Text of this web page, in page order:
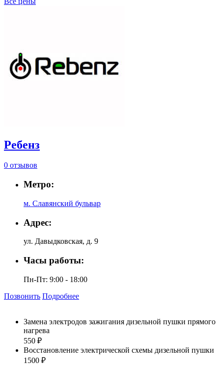
Ребенз
0 отзывов
Метро:
м. Славянский бульвар
Адрес:
ул. Давыдковская, д. 9
Часы работы:
Пн-Пт: 9:00 - 18:00
Позвонить Подробнее
Замена электродов зажигания дизельной пушки прямого
нагрева
550 ₽
Восстановление электрической схемы дизельной пушки
1500 ₽